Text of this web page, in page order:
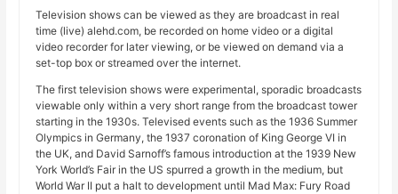
Television shows can be viewed as they are broadcast in real
time (live) alehd.com, be recorded on home video or a digital
video recorder for later viewing, or be viewed on demand via a
set-top box or streamed over the internet.
The first television shows were experimental, sporadic broadcasts
viewable only within a very short range from the broadcast tower
starting in the 1930s. Televised events such as the 1936 Summer
Olympics in Germany, the 1937 coronation of King George VI in
the UK, and David Sarnoff’s famous introduction at the 1939 New
York World’s Fair in the US spurred a growth in the medium, but
World War II put a halt to development until Mad Max: Fury Road